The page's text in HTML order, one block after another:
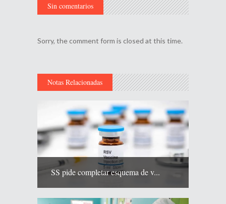
Sin comentarios
Sorry, the comment form is closed at this time.
Notas Relacionadas
SS pide completar esquema de v...